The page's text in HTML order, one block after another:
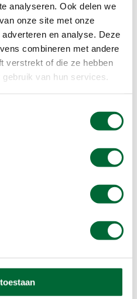
analyseren. Ook delen we
onze site met onze
en analyse. Deze
combineren met andere
verstrekt of die ze hebben
van hun services.